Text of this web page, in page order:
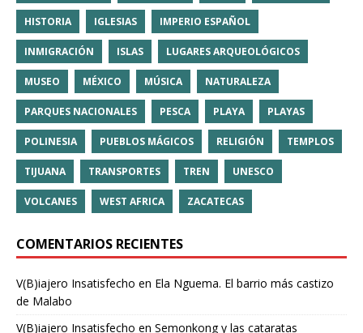
HISTORIA IGLESIAS IMPERIO ESPAÑOL
INMIGRACIÓN ISLAS LUGARES ARQUEOLÓGICOS
MUSEO MÉXICO MÚSICA NATURALEZA
PARQUES NACIONALES PESCA PLAYA PLAYAS
POLINESIA PUEBLOS MÁGICOS RELIGIÓN TEMPLOS
TIJUANA TRANSPORTES TREN UNESCO
VOLCANES WEST AFRICA ZACATECAS
COMENTARIOS RECIENTES
V(B)iajero Insatisfecho en Ela Nguema. El barrio más castizo
de Malabo
V(B)iajero Insatisfecho en Semonkong y las cataratas